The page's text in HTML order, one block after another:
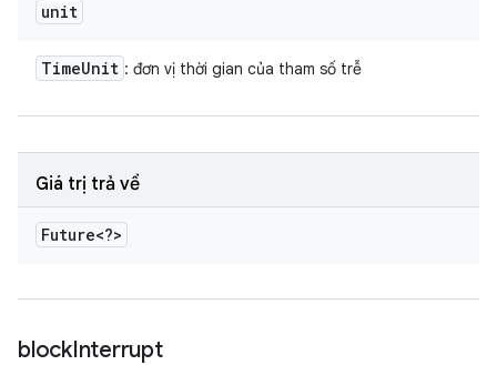
unit
TimeUnit : đơn vị thời gian của tham số trễ
Giá trị trả về
Future<?>
blockInterrupt